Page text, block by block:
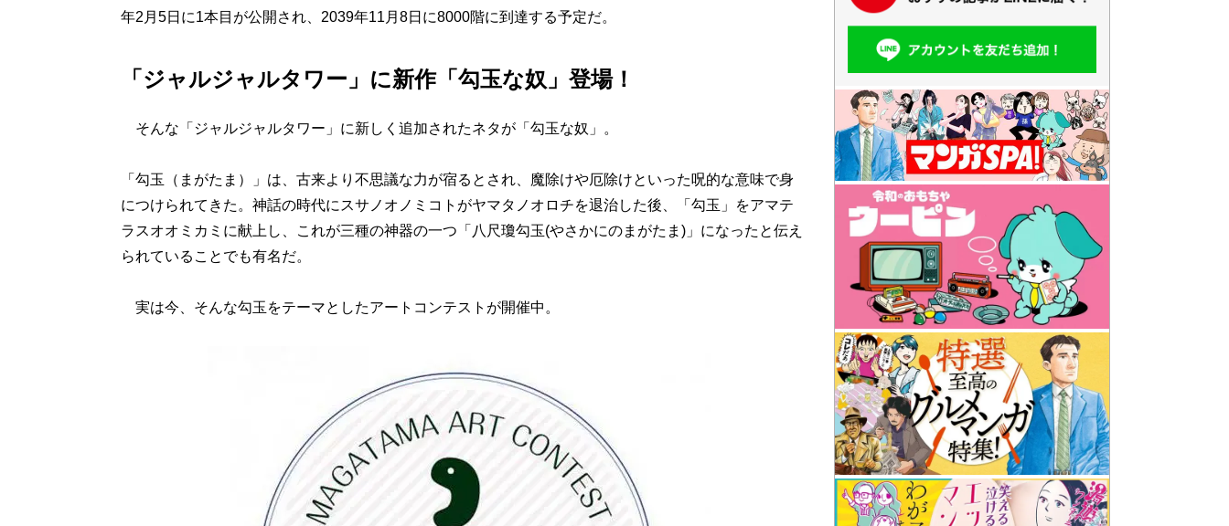
年2月5日に1本目が公開され、2039年11月8日に8000階に到達する予定だ。
「ジャルジャルタワー」に新作「勾玉な奴」登場！
そんな「ジャルジャルタワー」に新しく追加されたネタが「勾玉な奴」。
「勾玉（まがたま）」は、古来より不思議な力が宿るとされ、魔除けや厄除けといった呪的な意味で身
につけられてきた。神話の時代にスサノオノミコトがヤマタノオロチを退治した後、「勾玉」をアマテ
ラスオオミカミに献上し、これが三種の神器の一つ「八尺瓊勾玉(やさかにのまがたま)」になったと伝え
られていることでも有名だ。
実は今、そんな勾玉をテーマとしたアートコンテストが開催中。